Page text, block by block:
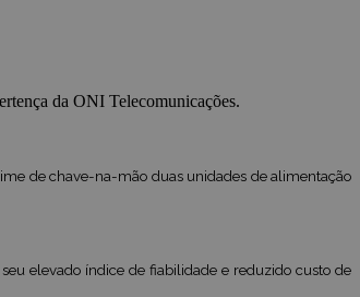
da ONI Telecomunicações.
de chave-na-mão duas unidades de alimentação
elevado índice de fiabilidade e reduzido custo de